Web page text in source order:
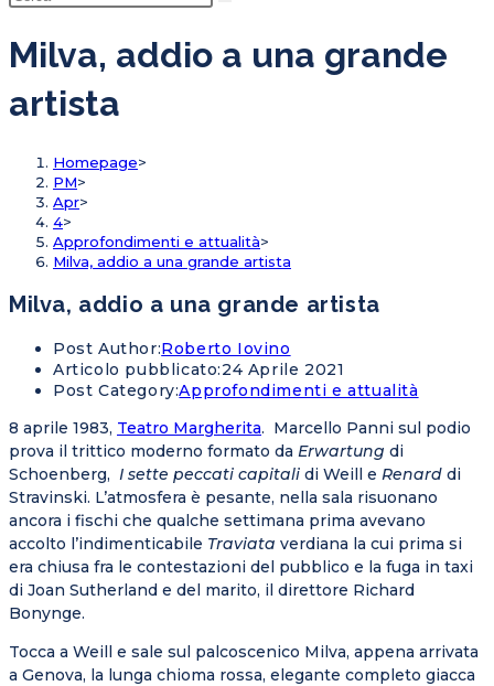
Milva, addio a una grande
artista
Homepage>
PM>
Apr>
4>
Approfondimenti e attualità>
Milva, addio a una grande artista
Milva, addio a una grande artista
Post Author:Roberto Iovino
Articolo pubblicato:24 Aprile 2021
Post Category:Approfondimenti e attualità
8 aprile 1983, Teatro Margherita. Marcello Panni sul podio
prova il trittico moderno formato da Erwartung di
Schoenberg, I sette peccati capitali di Weill e Renard di
Stravinski. L’atmosfera è pesante, nella sala risuonano
ancora i fischi che qualche settimana prima avevano
accolto l’indimenticabile Traviata verdiana la cui prima si
era chiusa fra le contestazioni del pubblico e la fuga in taxi
di Joan Sutherland e del marito, il direttore Richard
Bonynge.
Tocca a Weill e sale sul palcoscenico Milva, appena arrivata
a Genova, la lunga chioma rossa, elegante completo giacca